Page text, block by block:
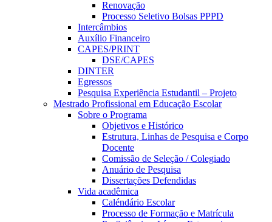
Renovação
Processo Seletivo Bolsas PPPD
Intercâmbios
Auxílio Financeiro
CAPES/PRINT
DSE/CAPES
DINTER
Egressos
Pesquisa Experiência Estudantil – Projeto
Mestrado Profissional em Educação Escolar
Sobre o Programa
Objetivos e Histórico
Estrutura, Linhas de Pesquisa e Corpo
Docente
Comissão de Seleção / Colegiado
Anuário de Pesquisa
Dissertações Defendidas
Vida acadêmica
Caléndário Escolar
Processo de Formação e Matrícula